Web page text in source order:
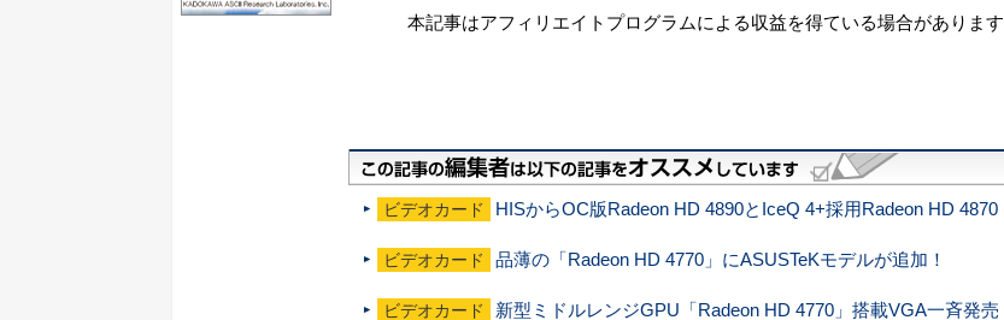
本記事はアフィリエイトプログラムによる収益を得ている場合があります
ビデオカード HISからOC版Radeon HD 4890とIceQ 4+採用Radeon HD 4870
ビデオカード 品薄の「Radeon HD 4770」にASUSTeKモデルが追加！
ビデオカード 新型ミドルレンジGPU「Radeon HD 4770」搭載VGA一斉発売